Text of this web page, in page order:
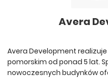
Avera
Avera Development
pomorskim od ponad 5 lat.
nowoczesnych budynków